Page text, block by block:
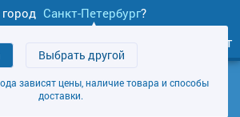
Санкт-Петербург?
Выбрать другой
зависят цены, наличие товара и способы
доставки.
Личный кабинет
89 89
в Санкт-Петербурге (Карта)